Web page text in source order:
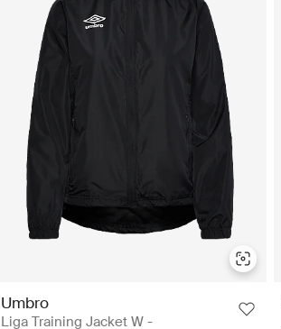
Umbro
Liga Training Jacket W -